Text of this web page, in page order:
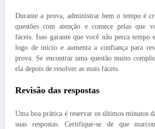
Durante a prova, administrar bem o tempo é
questões com atenção e comece pelas que
fáceis. Isso garante que você não perca tempo
logo de início e aumenta a confiança para
prova. Se encontrar uma questão muito
ela depois de resolver as mais fáceis.
Revisão das respostas
Uma boa prática é reservar os últimos minutos
suas respostas. Certifique-se de que